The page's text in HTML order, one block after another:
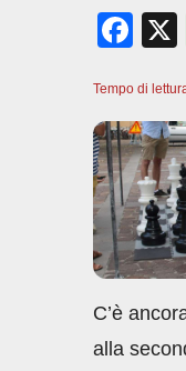
F
c
e
b
o
o
k
Tempo di
C’è
alla